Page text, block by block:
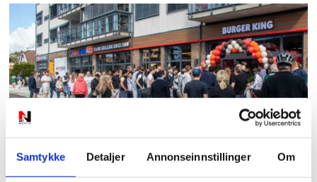
Samtykke Detaljer Annonseinnstillinger Om
PLUS
Det er ikke bare burgerne